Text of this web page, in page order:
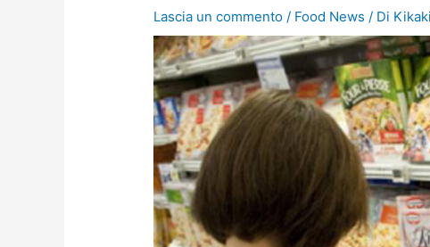
Lascia un commento / Food News / Di